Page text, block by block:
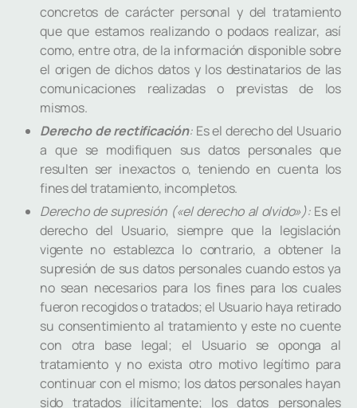
concretos de carácter personal y del tratamiento
que que estamos realizando o podaos realizar, así
como, entre otra, de la información disponible sobre
el origen de dichos datos y los destinatarios de las
comunicaciones realizadas o previstas de los
mismos.
Derecho de rectificación:Es el derecho del Usuario
a que se modifiquen sus datos personales que
resulten ser inexactos o, teniendo en cuenta los
fines del tratamiento, incompletos.
Derecho de supresión («el derecho al olvido»):Es el
derecho del Usuario, siempre que la legislación
vigente no establezca lo contrario, a obtener la
supresión de sus datos personales cuando estos ya
no sean necesarios para los fines para los cuales
fueron recogidos o tratados; el Usuario haya retirado
su consentimiento al tratamiento y este no cuente
con otra base legal; el Usuario se oponga al
tratamiento y no exista otro motivo legítimo para
continuar con el mismo; los datos personales hayan
sido tratados ilícitamente; los datos personales